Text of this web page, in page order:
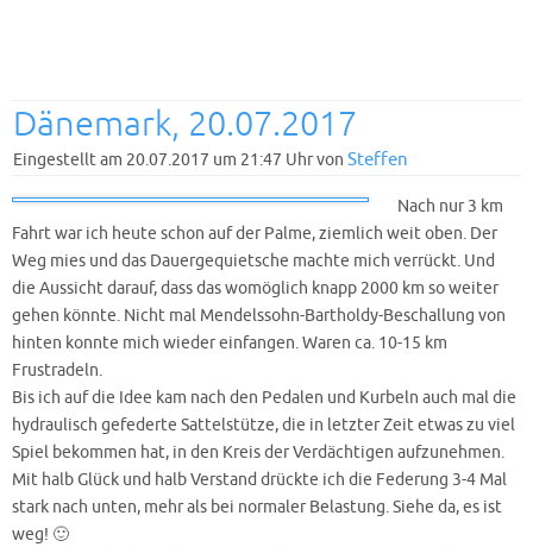
Dänemark, 20.07.2017
Eingestellt am 20.07.2017 um 21:47 Uhr von Steffen
Nach nur 3 km
Fahrt war ich heute schon auf der Palme, ziemlich weit oben. Der
Weg mies und das Dauergequietsche machte mich verrückt. Und
die Aussicht darauf, dass das womöglich knapp 2000 km so weiter
gehen könnte. Nicht mal Mendelssohn-Bartholdy-Beschallung von
hinten konnte mich wieder einfangen. Waren ca. 10-15 km
Frustradeln.
Bis ich auf die Idee kam nach den Pedalen und Kurbeln auch mal die
hydraulisch gefederte Sattelstütze, die in letzter Zeit etwas zu viel
Spiel bekommen hat, in den Kreis der Verdächtigen aufzunehmen.
Mit halb Glück und halb Verstand drückte ich die Federung 3-4 Mal
stark nach unten, mehr als bei normaler Belastung. Siehe da, es ist
weg! 🙂